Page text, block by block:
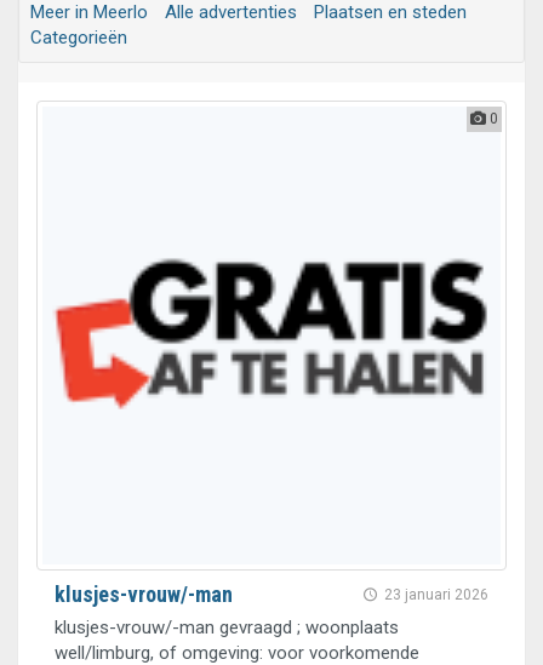
Meer in Meerlo Alle advertenties
Plaatsen en steden
Categorieën
0
23 januari 2026
klusjes-vrouw/-man
klusjes-vrouw/-man gevraagd ; woonplaats
well/limburg, of omgeving: voor voorkomende